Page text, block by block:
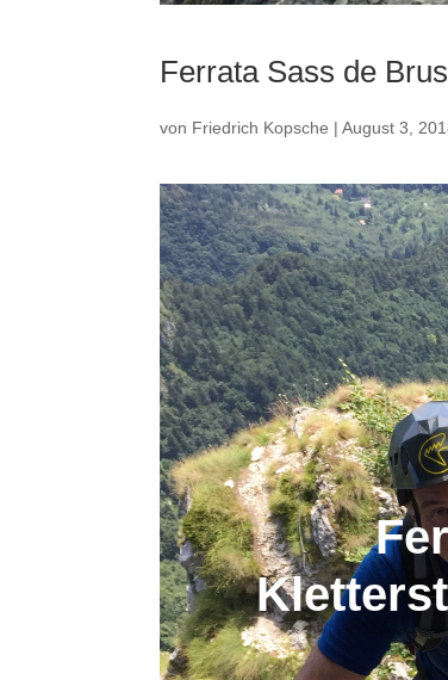
Ferrata Sass de
von Friedrich Kopsche |August 3,